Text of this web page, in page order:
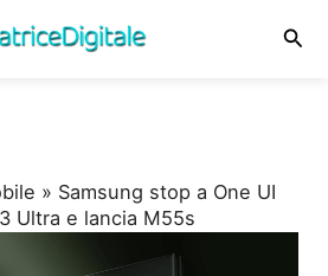
» Samsung stop a One UI
Ultra e lancia M55s